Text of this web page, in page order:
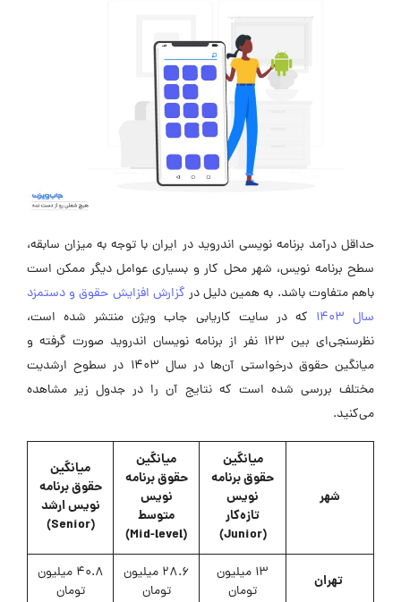
حداقل درآمد برنامه نویسی اندروید در ایران با توجه به میزان سابقه،
سطح برنامه نویس، شهر محل کار و بسیاری عوامل دیگر ممکن است
باهم متفاوت باشد. به همین دلیل در گزارش افزایش حقوق و دستمزد
سال 1403
که در سایت کاریابی جاب ویژن منتشر شده است،
نظرسنجی‌ای بین 123 نفر از برنامه نویسان اندروید صورت گرفته و
میانگین حقوق درخواستی آن‌ها در سال 1403 در سطوح ارشدیت
مختلف بررسی شده است که نتایج آن را در جدول زیر مشاهده
می‌کنید.
شهر
میانگین
حقوق برنامه
نویس
تازه‌کار
(Junior)
میانگین
حقوق برنامه
نویس
متوسط
(Mid-level)
میانگین
حقوق برنامه
نویس ارشد
(Senior)
تهران
13 میلیون
تومان
28.6 میلیون
تومان
40.8 میلیون
تومان